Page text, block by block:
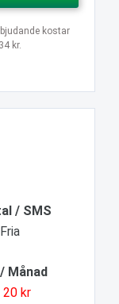
kostar
kr.
/ SMS
Fria
Månad
20 kr